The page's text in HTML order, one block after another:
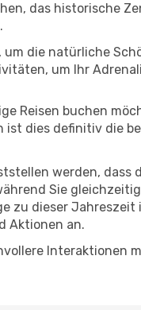
das historische
um die natürliche
um Ihr
Reisen buchen
dies definitiv die
werden,
Sie
zu dieser
Aktionen an.
Interaktionen